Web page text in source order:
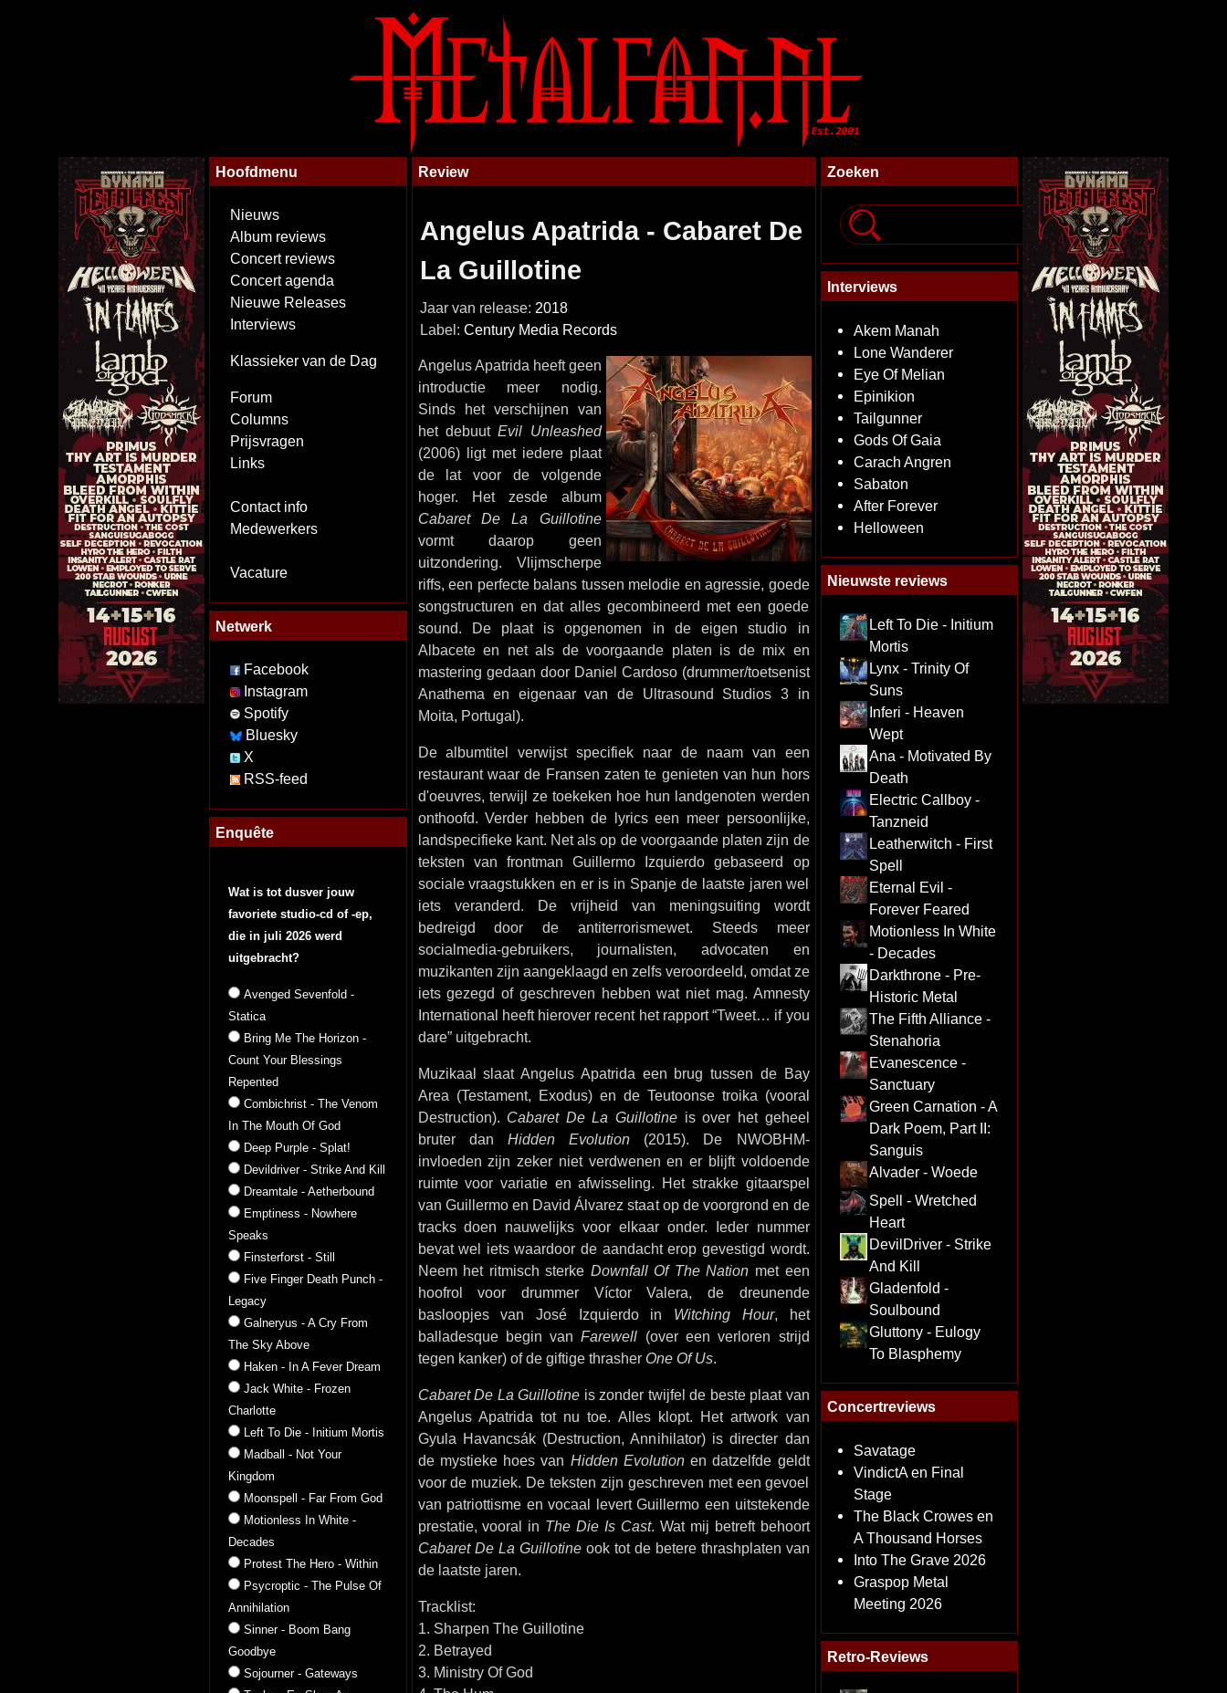
Hoofdmenu
Nieuws
Album reviews
Concert reviews
Concert agenda
Nieuwe Releases
Interviews
Klassieker van de Dag
Forum
Columns
Prijsvragen
Links
Contact info
Medewerkers
Vacature
Netwerk
Facebook
Instagram
Spotify
Bluesky
X
RSS-feed
Enquête
Wat is tot dusver jouw
favoriete studio-cd of -ep,
die in juli 2026 werd
uitgebracht?
Avenged Sevenfold -
Statica
Bring Me The Horizon -
Count Your Blessings
Repented
Combichrist - The Venom
In The Mouth Of God
Deep Purple - Splat!
Devildriver - Strike And Kill
Dreamtale - Aetherbound
Emptiness - Nowhere
Speaks
Finsterforst - Still
Five Finger Death Punch -
Legacy
Galneryus - A Cry From
The Sky Above
Haken - In A Fever Dream
Jack White - Frozen
Charlotte
Left To Die - Initium Mortis
Madball - Not Your
Kingdom
Moonspell - Far From God
Motionless In White -
Decades
Protest The Hero - Within
Psycroptic - The Pulse Of
Annihilation
Sinner - Boom Bang
Goodbye
Sojourner - Gateways
Review
Angelus Apatrida - Cabaret De
La Guillotine
Jaar van release: 2018
Label: Century Media Records
Angelus Apatrida heeft geen
introductie meer nodig.
Sinds het verschijnen van
het debuutEvil Unleashed
(2006) ligt met iedere plaat
de lat voor de volgende
hoger. Het zesde album
Cabaret De La Guillotine
vormt daarop geen
uitzondering. Vlijmscherpe
riffs, een perfecte balans tussen melodie en agressie, goede
songstructuren en dat alles gecombineerd met een goede
sound. De plaat is opgenomen in de eigen studio in
Albacete en net als de voorgaande platen is de mix en
mastering gedaan door Daniel Cardoso (drummer/toetsenist
Anathema en eigenaar van de Ultrasound Studios 3 in
Moita, Portugal).
De albumtitel verwijst specifiek naar de naam van een
restaurant waar de Fransen zaten te genieten van hun hors
d'oeuvres, terwijl ze toekeken hoe hun landgenoten werden
onthoofd. Verder hebben de lyrics een meer persoonlijke,
landspecifieke kant. Net als op de voorgaande platen zijn de
teksten van frontman Guillermo Izquierdo gebaseerd op
sociale vraagstukken en er is in Spanje de laatste jaren wel
iets veranderd. De vrijheid van meningsuiting wordt
bedreigd door de antiterrorismewet. Steeds meer
socialmedia-gebruikers, journalisten, advocaten en
muzikanten zijn aangeklaagd en zelfs veroordeeld, omdat ze
iets gezegd of geschreven hebben wat niet mag. Amnesty
International heeft hierover recent het rapport “Tweet… if you
dare” uitgebracht.
Muzikaal slaat Angelus Apatrida een brug tussen de Bay
Area (Testament, Exodus) en de Teutoonse troika (vooral
Destruction). Cabaret De La Guillotine is over het geheel
bruter dan Hidden Evolution (2015). De NWOBHM-
invloeden zijn zeker niet verdwenen en er blijft voldoende
ruimte voor variatie en afwisseling. Het strakke gitaarspel
van Guillermo en David Álvarez staat op de voorgrond en de
tracks doen nauwelijks voor elkaar onder. Ieder nummer
bevat wel iets waardoor de aandacht erop gevestigd wordt.
Neem het ritmisch sterke Downfall Of The Nation met een
hoofrol voor drummer Víctor Valera, de dreunende
basloopjes van José Izquierdo in Witching Hour, het
balladesque begin vanFarewell (over een verloren strijd
tegen kanker) of de giftige thrasher One Of Us.
Cabaret De La Guillotine is zonder twijfel de beste plaat van
Angelus Apatrida tot nu toe. Alles klopt. Het artwork van
Gyula Havancsák (Destruction, Annihilator) is directer dan
de mystieke hoes van Hidden Evolutionen datzelfde geldt
voor de muziek. De teksten zijn geschreven met een gevoel
van patriottisme en vocaal levert Guillermo een uitstekende
prestatie, vooral in The Die Is Cast. Wat mij betreft behoort
Cabaret De La Guillotineook tot de betere thrashplaten van
de laatste jaren.
Tracklist:
1. Sharpen The Guillotine
2. Betrayed
3. Ministry Of God
Zoeken
Interviews
Akem Manah
Lone Wanderer
Eye Of Melian
Epinikion
Tailgunner
Gods Of Gaia
Carach Angren
Sabaton
After Forever
Helloween
Nieuwste reviews
Left To Die - Initium
Mortis
Lynx - Trinity Of
Suns
Inferi - Heaven
Wept
Ana - Motivated By
Death
Electric Callboy -
Tanzneid
Leatherwitch - First
Spell
Eternal Evil -
Forever Feared
Motionless In White
- Decades
Darkthrone - Pre-
Historic Metal
The Fifth Alliance -
Stenahoria
Evanescence -
Sanctuary
Green Carnation - A
Dark Poem, Part II:
Sanguis
Alvader - Woede
Spell - Wretched
Heart
DevilDriver - Strike
And Kill
Gladenfold -
Soulbound
Gluttony - Eulogy
To Blasphemy
Concertreviews
Savatage
VindictA en Final
Stage
The Black Crowes en
A Thousand Horses
Into The Grave 2026
Graspop Metal
Meeting 2026
Retro-Reviews